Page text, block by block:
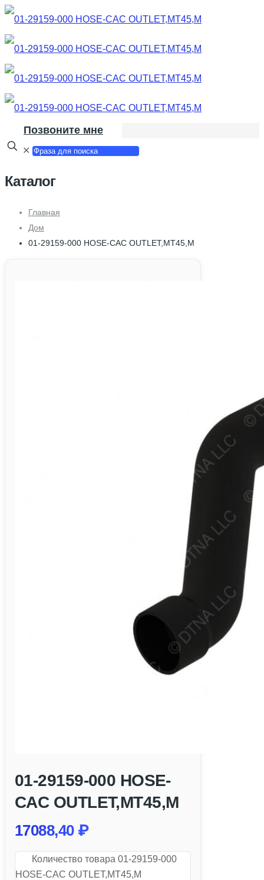
Позвоните мне
✕
Каталог
Главная
Дом
01-29159-000 HOSE-CAC OUTLET,MT45,M
01-29159-000 HOSE-
CAC OUTLET,MT45,M
17088,40 ₽
Количество товара 01-29159-000
HOSE-CAC OUTLET,MT45,M